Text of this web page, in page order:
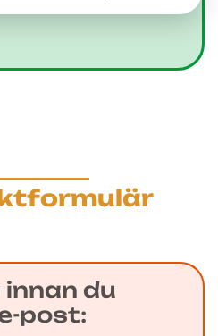
du
post: